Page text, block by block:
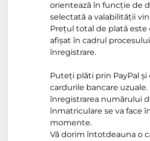
orientează în funcție de
selectată a valabilității
Prețul total de plată este
afișat în cadrul
înregistrare.
Puteți plăti prin PayPal și
cardurile bancare uzuale.
înregistrarea numărului
înmatriculare se va face
momente.
Vă dorim întotdeauna o